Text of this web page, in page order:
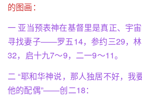
的图画：
一 亚当预表神在基督里是真正、宇
寻找妻子——罗五14，参约三29，
32，启十九7～9，二一9～11。
二 “耶和华神说，那人独居不好，我
他的配偶”——创二18：